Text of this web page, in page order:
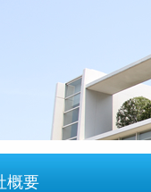
概要